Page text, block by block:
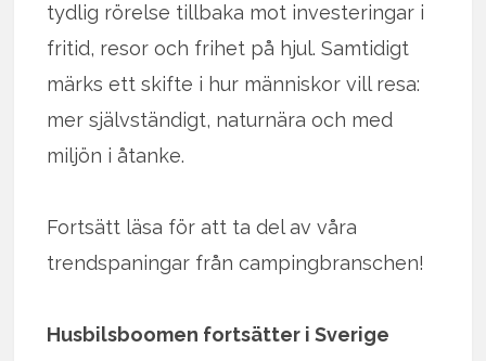
tydlig rörelse tillbaka mot investeringar i
fritid, resor och frihet på hjul. Samtidigt
märks ett skifte i hur människor vill resa:
mer självständigt, naturnära och med
miljön i åtanke.
Fortsätt läsa för att ta del av våra
trendspaningar från campingbranschen!
Husbilsboomen fortsätter i Sverige